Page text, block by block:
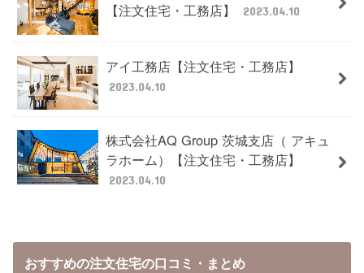
【注文住宅・工務店】
2023.04.10
アイ工務店【注文住宅・工務店】
2023.04.10
株式会社AQ Group 茨城支店（ アキュ
ラホーム）【注文住宅・工務店】
2023.04.10
おすすめの注文住宅の口コミ・まとめ